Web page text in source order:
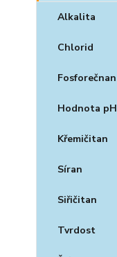
Alkalita
Chlorid
Fosforečnan
Hodnota pH
Křemičitan
Síran
Siřičitan
Tvrdost